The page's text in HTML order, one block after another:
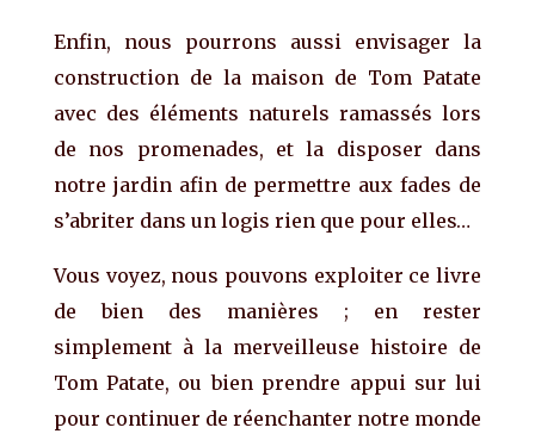
Enfin, nous pourrons aussi envisager la
construction de la maison de Tom Patate
avec des éléments naturels ramassés lors
de nos promenades, et la disposer dans
notre jardin afin de permettre aux fades de
s’abriter dans un logis rien que pour elles…
Vous voyez, nous pouvons exploiter ce livre
de bien des manières ; en rester
simplement à la merveilleuse histoire de
Tom Patate, ou bien prendre appui sur lui
pour continuer de réenchanter notre monde